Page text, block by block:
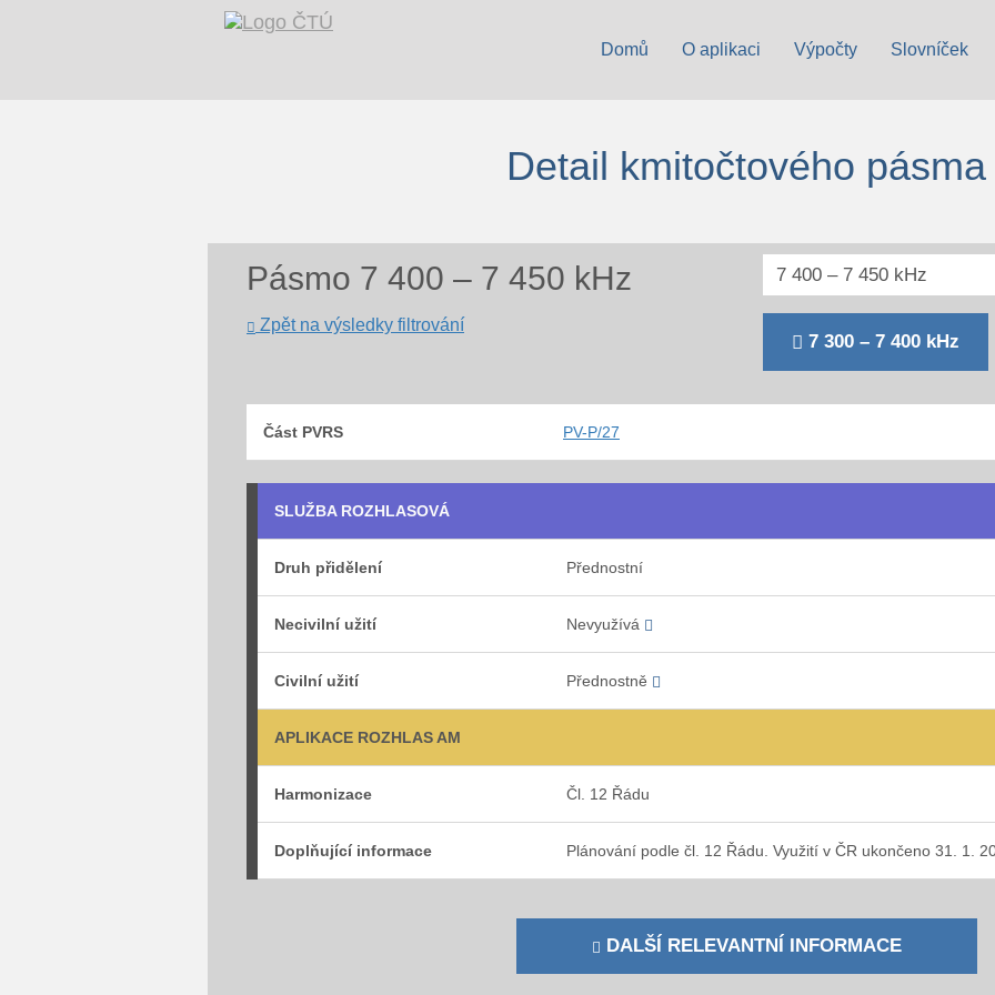
Domů O aplikaci Výpočty Slovníček
Detail kmitočtového pásma
Pásmo 7 400 – 7 450 kHz
Zpět na výsledky filtrování
7 300 – 7 400 kHz
Část PVRS PV-P/27
SLUŽBA ROZHLASOVÁ
Druh přidělení Přednostní
Necivilní užití Nevyužívá
Civilní užití Přednostně
APLIKACE ROZHLAS AM
Harmonizace Čl. 12 Řádu
Doplňující informace Plánování podle čl. 12 Řádu. Využití v ČR ukončeno 31. 1.
DALŠÍ RELEVANTNÍ INFORMACE